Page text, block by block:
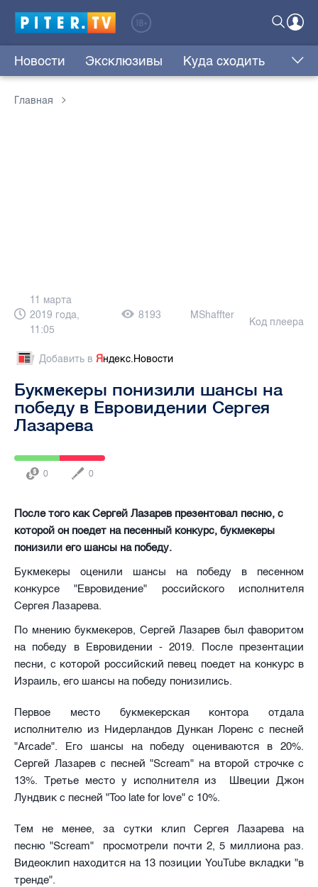
Новости Эксклюзивы Куда сходить
Главная
11 марта
2019 года,
11:05
8193 MShaffter
Код плеера
Добавить в Яндекс.Новости
Букмекеры понизили шансы на
победу в Евровидении Сергея
Лазарева
0 0
После того как Сергей Лазарев презентовал песню, с
которой он поедет на песенный конкурс, букмекеры
понизили его шансы на победу.
Букмекеры оценили шансы на победу в песенном
конкурсе "Евровидение" российского исполнителя
Сергея Лазарева.
По мнению букмекеров, Сергей Лазарев был фаворитом
на победу в Евровидении - 2019. После презентации
песни, с которой российский певец поедет на конкурс в
Израиль, его шансы на победу понизились.
Первое место букмекерская контора отдала
исполнителю из Нидерландов Дункан Лоренс с песней
"Arcade". Его шансы на победу оцениваются в 20%.
Сергей Лазарев с песней "Scream" на второй строчке с
13%. Третье место у исполнителя из Швеции Джон
Лундвик с песней "Too late for love" с 10%.
Тем не менее, за сутки клип Сергея Лазарева на
песню "Scream" просмотрели почти 2, 5 миллиона раз.
Видеоклип находится на 13 позиции YouTube вкладки "в
тренде".